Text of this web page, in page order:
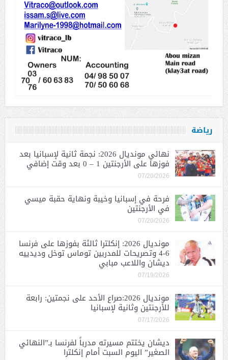
رياضة
نهائي مونديال 2026: نجمة ثانية لإسبانيا بعد
فوزها على الأرجنتين 1 – 0 بعد وقت إضافي
07/20/2026
فرحة في إسبانيا وخيبة ونهاية حقبة ميسي
في الأرجنتين
07/20/2026
مونديال 2026: إنكلترا ثالثة بفوزها على فرنسا
6-4 وتصريحات للمدربين توماس توخل وديدييه
ديشان واللاعب مبابي
07/19/2026
مونديال 2026:صراع الأحد على نجمتين: رابعة
للأرجنتين وثانية لإسبانيا
07/17/2026
ديشان يختتم مسيرته مدرباً لفرنسا بـ”النهائي
الصغير” اليوم السبت أمام إنكلترا